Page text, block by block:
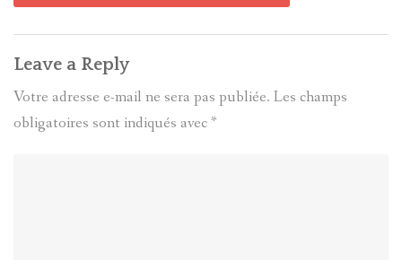
Leave a Reply
Votre adresse e-mail ne sera pas publiée. Les champs
obligatoires sont indiqués avec*